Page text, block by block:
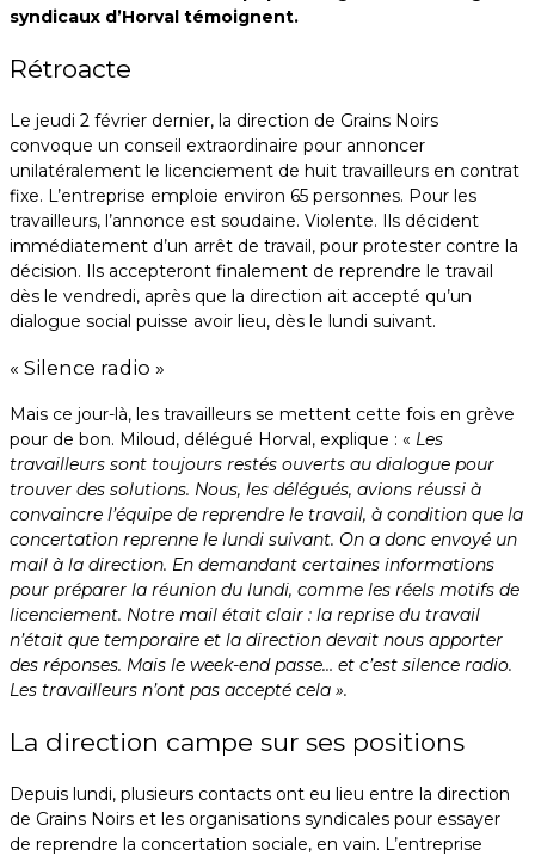
syndicaux d’Horval témoignent.
Rétroacte
Le jeudi 2 février dernier, la direction de Grains Noirs
convoque un conseil extraordinaire pour annoncer
unilatéralement le licenciement de huit travailleurs en contrat
fixe. L’entreprise emploie environ 65 personnes. Pour les
travailleurs, l’annonce est soudaine. Violente. Ils décident
immédiatement d’un arrêt de travail, pour protester contre la
décision. Ils accepteront finalement de reprendre le travail
dès le vendredi, après que la direction ait accepté qu’un
dialogue social puisse avoir lieu, dès le lundi suivant.
« Silence radio »
Mais ce jour-là, les travailleurs se mettent cette fois en grève
pour de bon. Miloud, délégué Horval, explique : « Les
travailleurs sont toujours restés ouverts au dialogue pour
trouver des solutions. Nous, les délégués, avions réussi à
convaincre l’équipe de reprendre le travail, à condition que la
concertation reprenne le lundi suivant. On a donc envoyé un
mail à la direction. En demandant certaines informations
pour préparer la réunion du lundi, comme les réels motifs de
licenciement. Notre mail était clair : la reprise du travail
n’était que temporaire et la direction devait nous apporter
des réponses. Mais le week-end passe… et c’est silence radio.
Les travailleurs n’ont pas accepté cela ».
La direction campe sur ses positions
Depuis lundi, plusieurs contacts ont eu lieu entre la direction
de Grains Noirs et les organisations syndicales pour essayer
de reprendre la concertation sociale, en vain. L’entreprise